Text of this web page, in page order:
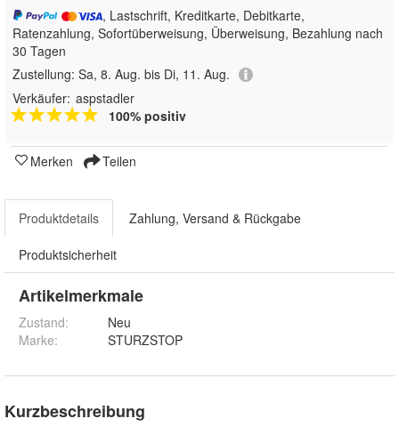
, Lastschrift, Kreditkarte, Debitkarte,
Ratenzahlung, Sofortüberweisung, Überweisung, Bezahlung nach
30 Tagen
Zustellung: Sa, 8. Aug. bis Di, 11. Aug.
Verkäufer: aspstadler
100% positiv
Merken Teilen
Produktdetails Zahlung, Versand & Rückgabe
Produktsicherheit
Artikelmerkmale
Zustand:
Neu
Marke:
STURZSTOP
Kurzbeschreibung